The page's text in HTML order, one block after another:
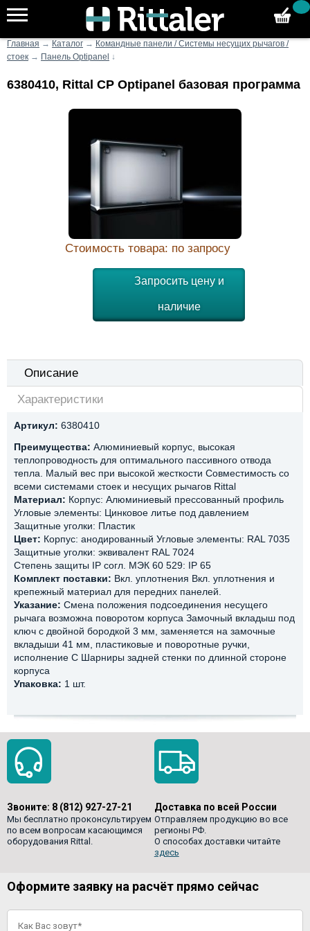
Главная → Каталог → Командные панели / Системы несущих рычагов /
стоек → Панель Optipanel ↓
6380410, Rittal CP Optipanel базовая программа
Стоимость товара: по запросу
Запросить цену и
наличие
Описание
Характеристики
Артикул: 6380410
Преимущества: Алюминиевый корпус, высокая
теплопроводность для оптимального пассивного отвода
тепла. Малый вес при высокой жесткости Совместимость со
всеми системами стоек и несущих рычагов Rittal
Материал: Корпус: Алюминиевый прессованный профиль
Угловые элементы: Цинковое литье под давлением
Защитные уголки: Пластик
Цвет: Корпус: анодированный Угловые элементы: RAL 7035
Защитные уголки: эквивалент RAL 7024
Степень защиты IP согл. МЭК 60 529: IP 65
Комплект поставки: Вкл. уплотнения Вкл. уплотнения и
крепежный материал для передних панелей.
Указание: Смена положения подсоединения несущего
рычага возможна поворотом корпуса Замочный вкладыш под
ключ с двойной бородкой 3 мм, заменяется на замочные
вкладыши 41 мм, пластиковые и поворотные ручки,
исполнение C Шарниры задней стенки по длинной стороне
корпуса
Упаковка: 1 шт.
Звоните: 8 (812) 927-27-21
Мы бесплатно проконсультируем
по всем вопросам касающимся
оборудования Rittal.
Доставка по всей России
Отправляем продукцию во все
регионы РФ.
О способах доставки читайте
здесь
Оформите заявку на расчёт прямо сейчас